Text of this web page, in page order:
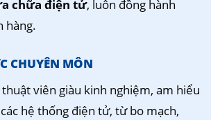
chữa điện tử, luôn đồng hành
hàng.
CHUYÊN MÔN
viên giàu kinh nghiệm, am hiểu
hệ thống điện tử, từ bo mạch,